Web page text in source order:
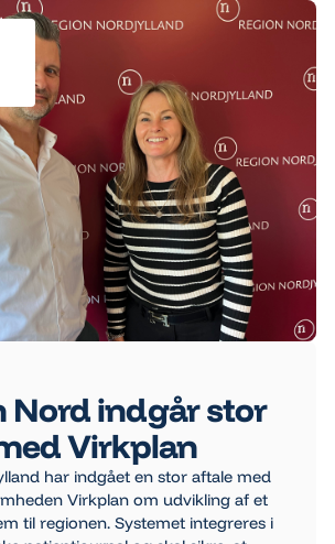
Nord indgår stor
Virkplan
har indgået en stor aftale med
Virkplan om udvikling af et
til regionen. Systemet integreres i